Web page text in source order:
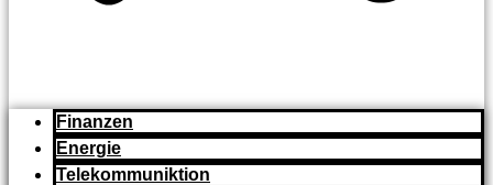
Finanzen
Energie
Telekommuniktion